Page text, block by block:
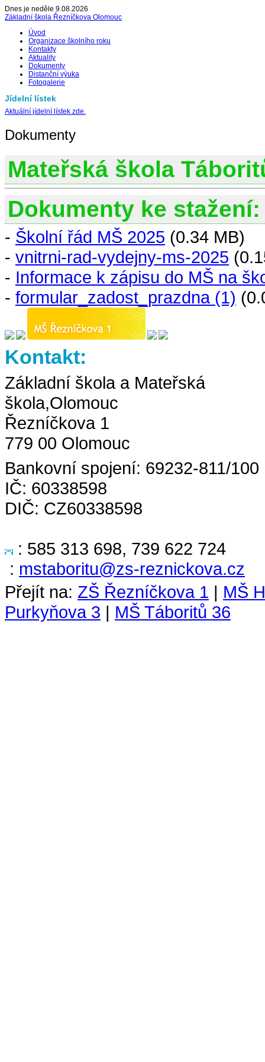
Dnes je neděle 9.08.2026
Základní škola Řezníčkova Olomouc
Úvod
Organizace školního roku
Kontakty
Aktuality
Dokumenty
Distanční výuka
Fotogalerie
Jídelní lístek
Aktuální jídelní lístek zde.
Dokumenty
Mateřská škola
Dokumenty ke stažení:
- Školní řád MŠ 2025 (0.34 MB)
- vnitrni-rad-vydejny-ms-2025
- Informace k zápisu do MŠ na
- formular_zadost_prazdna (1)
Kontakt:
Základní škola a Mateřská
škola,Olomouc
Řezníčkova 1
779 00 Olomouc
Bankovní spojení: 69232-811/100
IČ: 60338598
DIČ: CZ60338598
: 585 313 698, 739 622 724
: mstaboritu@zs-reznickova.cz
Přejít na: ZŠ Řezníčkova 1 | MŠ
Purkyňova 3 | MŠ Táboritů 36